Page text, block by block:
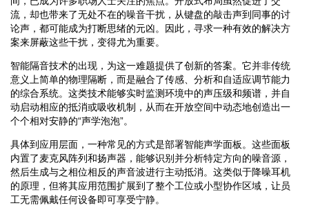
流，却也带来了无处不在的噪音干扰，从键盘的敲击声到同事的讨
论声，都可能成为打断思绪的元凶。因此，寻求一种有效的解决方
案来屏蔽这些干扰，变得尤为重要。
智能隔音技术的出现，为这一难题提供了创新的答案。它并非传统
意义上简单的物理隔断，而是融合了传感、分析和自适应调节能力
的综合系统。这类技术能够实时监测环境中的声压级和频谱，并自
动启动相应的抵消或吸收机制，从而在开放空间中动态地创造出一
个个相对安静的“声学泡泡”。
具体到应用层面，一种常见的方式是部署智能声学面板。这些面板
内置了麦克风阵列和扬声器，能够识别并分析特定方向的噪音源，
然后生成与之相位相反的声音波进行主动抵消。这类似于降噪耳机
的原理，但将其应用范围扩展到了整个工位或小型协作区域，让员
工无需佩戴任何设备即可享受宁静。